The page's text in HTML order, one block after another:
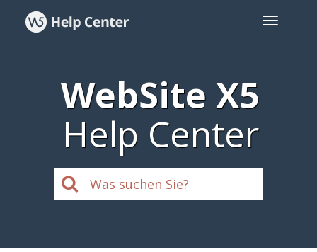
WebSite X5
Help Center